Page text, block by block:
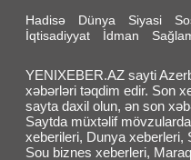
Hadisə Dünya Siyasi
İqtisadiyyat
İdman
YENIXEBER.AZ sayti
xəbərləri təqdim edir. Son
sayta daxil olun, ən son
Saytda müxtəlif
xeberileri, Dunya xeberleri,
Sou biznes xeberleri,